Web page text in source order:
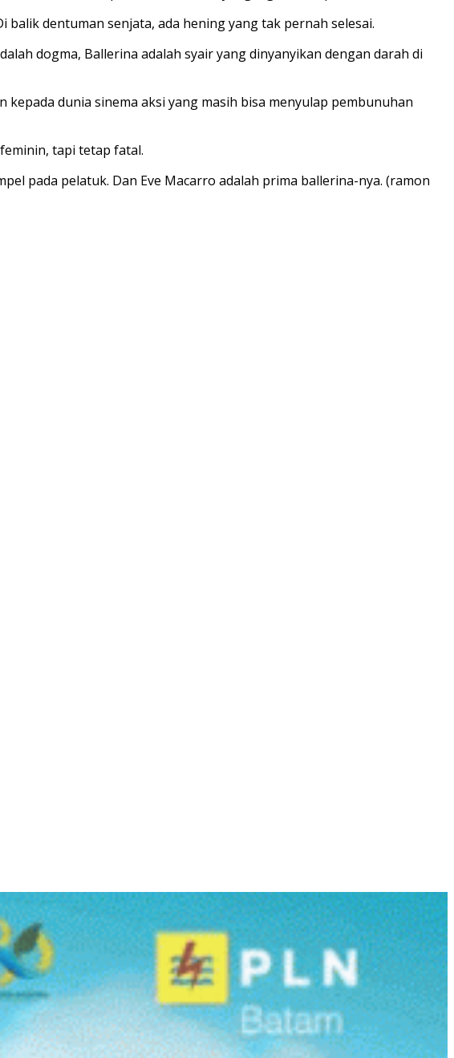
dentuman senjata, ada hening yang tak pernah selesai.
dogma, Ballerina adalah syair yang dinyanyikan dengan darah di
dunia sinema aksi yang masih bisa menyulap pembunuhan
tapi tetap fatal.
pada pelatuk. Dan Eve Macarro adalah prima ballerina-nya. (ramon